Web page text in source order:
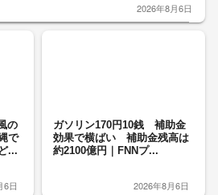
2026年8月6日
の
で
...
6日
ガソリン170円10銭 補助金
効果で横ばい 補助金残高は
約2100億円｜FNNプ...
2026年8月6日